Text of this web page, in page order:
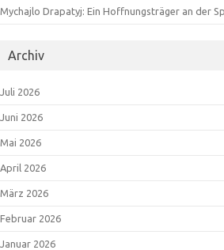
Mychajlo Drapatyj: Ein Hoffnungsträger an der
Archiv
Juli 2026
Juni 2026
Mai 2026
April 2026
März 2026
Februar 2026
Januar 2026